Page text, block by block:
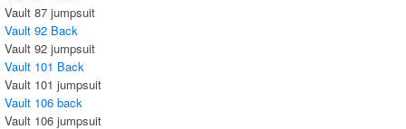
Vault 87 jumpsuit
Vault 92 Back
Vault 92 jumpsuit
Vault 101 Back
Vault 101 jumpsuit
Vault 106 back
Vault 106 jumpsuit